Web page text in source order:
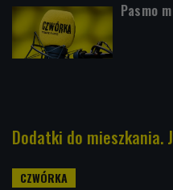
Pasmo
Dodatki do mieszkania.